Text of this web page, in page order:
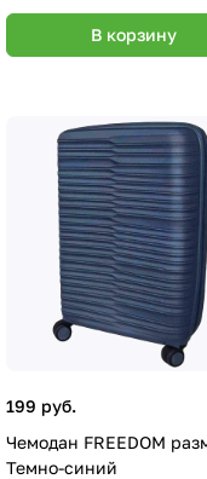
В корзину
199 руб.
Чемодан FREEDOM
Темно-синий